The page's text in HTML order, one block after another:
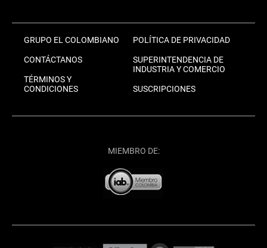
GRUPO EL COLOMBIANO
CONTÁCTANOS
TÉRMINOS Y
CONDICIONES
POLÍTICA DE PRIVACIDAD
SUPERINTENDENCIA DE
INDUSTRIA Y COMERCIO
SUSCRIPCIONES
MIEMBRO DE: